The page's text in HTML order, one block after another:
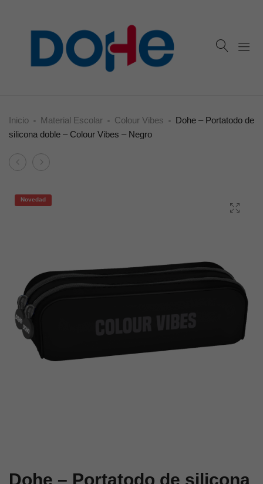
Inicio Material Escolar Colour Vibes
Dohe – Portatodo de
silicona doble – Colour Vibes – Negro
Product
Dohe
Portatodo
Colour
Vibes
Verde
Dohe
Portatodo
Colour
Vibes
Oscuro
Novedad
Dohe – Portatodo de silicona